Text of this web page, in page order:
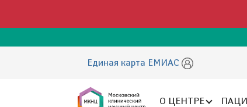
Единая карта ЕМИАС
О ЦЕНТРЕ